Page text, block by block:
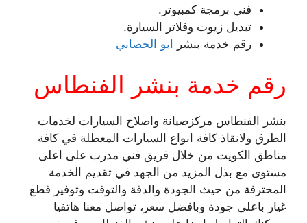
فني برمجة كمبيوتر.
تبديل زيوت وفلاتر السيارة.
رقم خدمة بنشر ابو الحصاني
رقم خدمة بنشر الفنطاس
بنشر الفنطاس مركزصيانة واصلاح السيارات لخدمات
الطرق ولانقاذ كافة انواع السيارات المعطلة في كافة
مناطق الكويت من خلال فريق فني مدرب على اعلى
مستوى مع بذل المزيد من الجهد في تقديم الخدمة
المحترفة من حيث الجودة والدقة والتوقت وتوفير قطع
غيار باعلى جودة وبافضل سعر، تواصل معنا هاتفيا